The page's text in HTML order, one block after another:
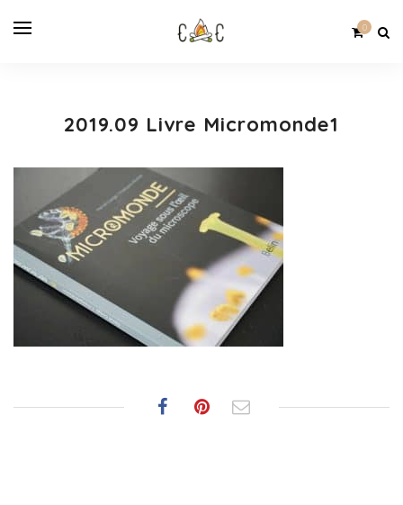
0
2019.09 Livre Micromonde1